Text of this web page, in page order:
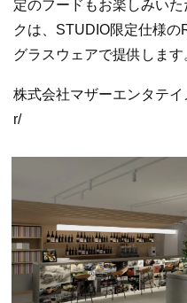
定のフードもお楽しみい
クは、STUDIO限定仕様の
グラスウェアで提供します
株式会社マザーエンタテ
r/